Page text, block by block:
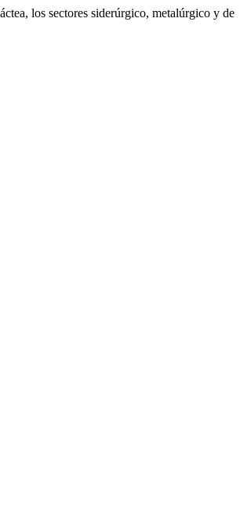
los sectores siderúrgico, metalúrgico y de